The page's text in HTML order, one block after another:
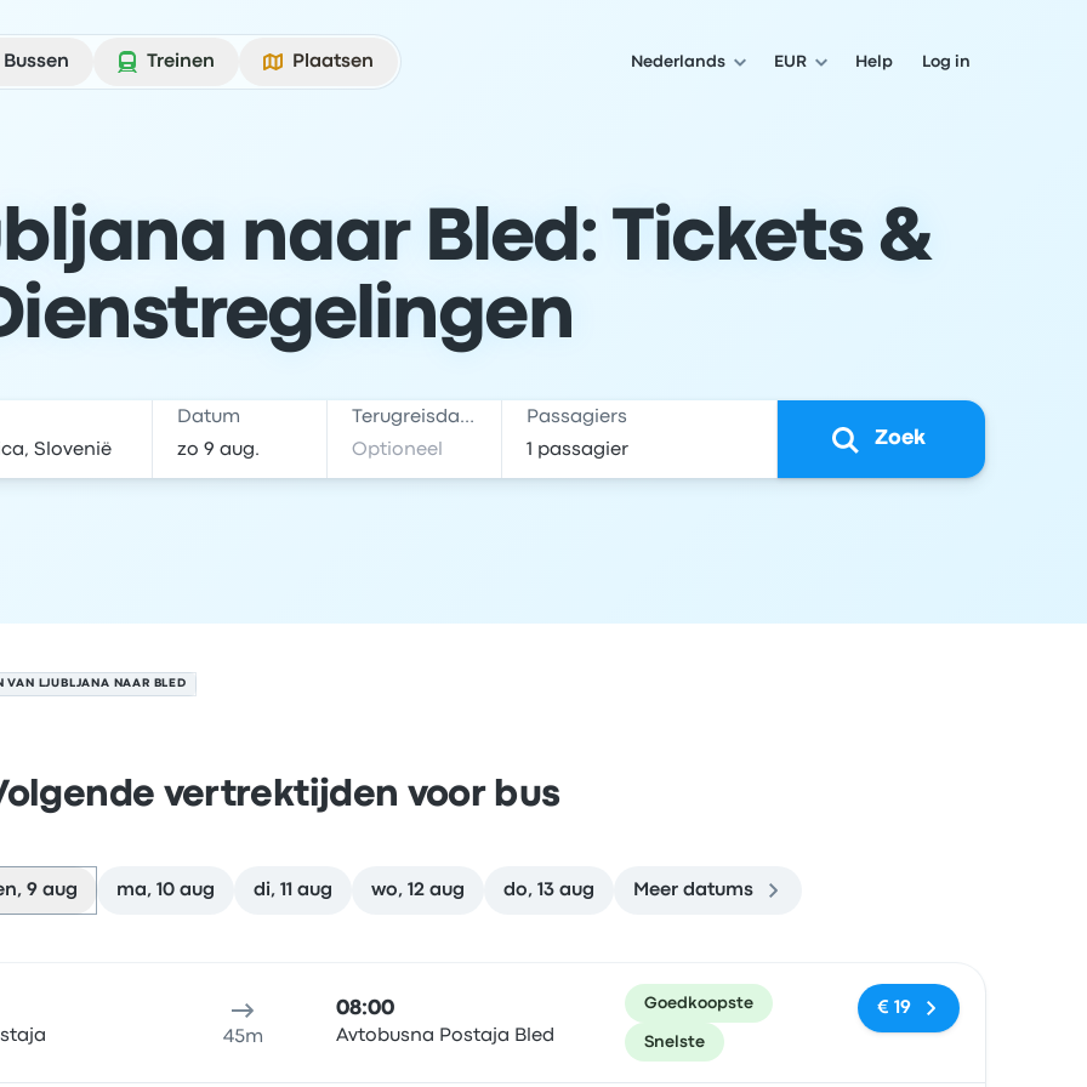
Bussen
Treinen Plaatsen Nederlands EUR Help Log in
naar Bled: Tickets &
Datum Terugreisdatum Passagiers
Zoek
VAN LJUBLJANA NAAR BLED
vertrektijden voor bus
9 aug ma, 10 aug di, 11 aug wo, 12 aug do, 13 aug Meer datums
45m
08:00
Avtobusna Postaja Bled
Goedkoopste
Snelste
€ 19